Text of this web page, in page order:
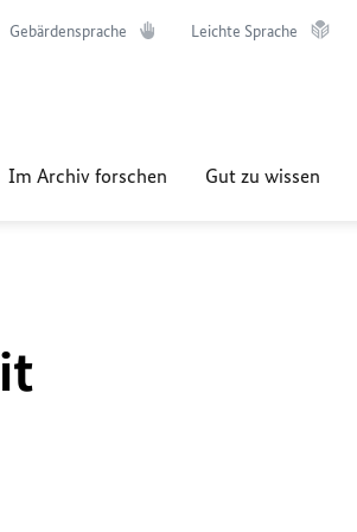
Gebärdensprache Leichte Sprache
Im Archiv forschen Gut zu wissen